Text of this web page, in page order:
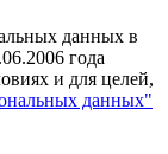
данных в
года
и для целей,
данных"